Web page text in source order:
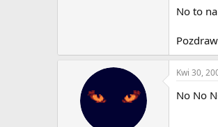
No to
Kwi 30,
No No